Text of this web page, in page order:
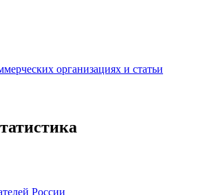
организациях и статьи
России